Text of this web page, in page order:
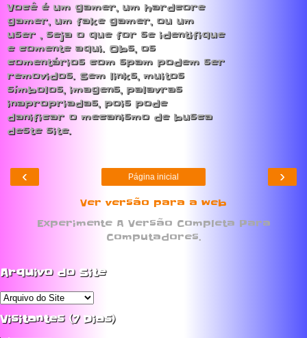
Você é um gamer, um hardcore
gamer, um fake gamer, ou um
user , seja o que for se identifique
e comente aqui. Obs, os
comentários com spam podem ser
removidos. Sem links, muitos
símbolos, imagens, palavras
inapropriadas, pois pode
danificar o mecanismo de busca
deste site.
‹ ›
Página inicial
Ver versão para a web
Experimente A Versão Completa Para
Computadores.
Arquivo do Site
Visitantes (7 Dias)